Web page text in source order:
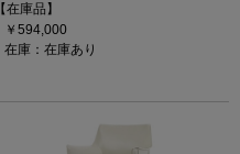
【在庫品】
￥594,000
在庫：在庫あり